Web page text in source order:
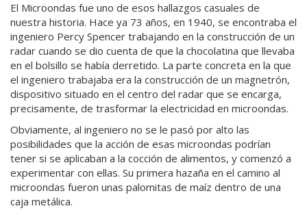
El Microondas fue uno de esos hallazgos casuales de
nuestra historia. Hace ya 73 años, en 1940, se encontraba el
ingeniero Percy Spencer trabajando en la construcción de un
radar cuando se dio cuenta de que la chocolatina que llevaba
en el bolsillo se había derretido. La parte concreta en la que
el ingeniero trabajaba era la construcción de un magnetrón,
dispositivo situado en el centro del radar que se encarga,
precisamente, de trasformar la electricidad en microondas.
Obviamente, al ingeniero no se le pasó por alto las
posibilidades que la acción de esas microondas podrían
tener si se aplicaban a la cocción de alimentos, y comenzó a
experimentar con ellas. Su primera hazaña en el camino al
microondas fueron unas palomitas de maíz dentro de una
caja metálica.